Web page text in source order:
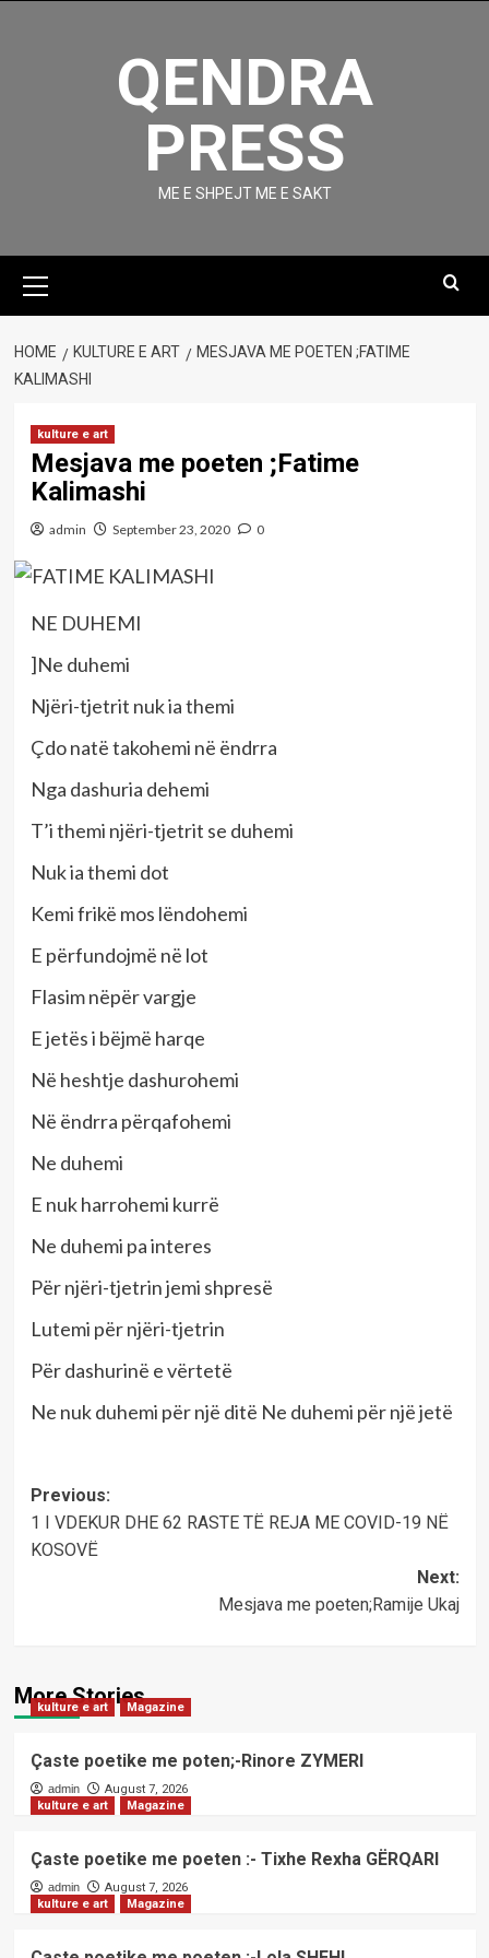
QENDRA
PRESS
ME E SHPEJT ME E SAKT
Menu
HOME KULTURE E ART
MESJAVA ME POETEN ;FATIME
KALIMASHI
kulture e art
Mesjava me poeten ;Fatime
Kalimashi
admin September 23, 2020 0
NE DUHEMI
]Ne duhemi
Njëri-tjetrit nuk ia themi
Çdo natë takohemi në ëndrra
Nga dashuria dehemi
T’i themi njëri-tjetrit se duhemi
Nuk ia themi dot
Kemi frikë mos lëndohemi
E përfundojmë në lot
Flasim nëpër vargje
E jetës i bëjmë harqe
Në heshtje dashurohemi
Në ëndrra përqafohemi
Ne duhemi
E nuk harrohemi kurrë
Ne duhemi pa interes
Për njëri-tjetrin jemi shpresë
Lutemi për njëri-tjetrin
Për dashurinë e vërtetë
Ne nuk duhemi për një ditë Ne duhemi për një jetë
Post
navigation
Previous:
1 I VDEKUR DHE 62 RASTE TË REJA ME COVID-19 NË
KOSOVË
Next:
Mesjava me poeten;Ramije Ukaj
More Stories
kulture e art Magazine
Çaste poetike me poten;-Rinore ZYMERI
admin
August 7, 2026
kulture e art
Magazine
Çaste poetike me poeten :- Tixhe Rexha GËRQARI
admin
August 7, 2026
kulture e art
Magazine